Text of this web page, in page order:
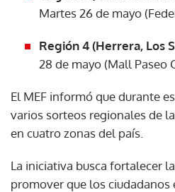
Martes 26 de mayo
Región 4 (Herrera, Los
28 de mayo (Mall Paseo
El MEF informó que durante
varios sorteos regionales de
en cuatro zonas del país.
La iniciativa busca fortalecer
promover que los ciudadanos